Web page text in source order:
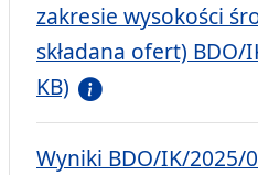
zakresie wysokości
składana ofert)
KB)
Wyniki BDO/IK/2025/